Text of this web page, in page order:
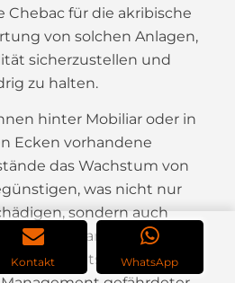
Chebac für die akribische
von solchen Anlagen,
sicherzustellen und
zu halten.
hinter Mobiliar oder in
Ecken vorhandene
das Wachstum von
was nicht nur
sondern auch
sein kann. Ein
und ein
Kontakt WhatsApp